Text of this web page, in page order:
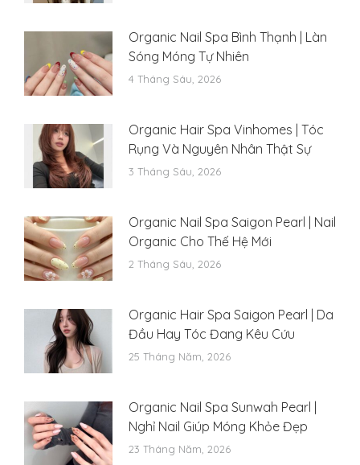
Organic Nail Spa Bình Thạnh | Làn
Sóng Móng Tự Nhiên
4 Tháng Sáu, 2026
Organic Hair Spa Vinhomes | Tóc
Rụng Và Nguyên Nhân Thật Sự
3 Tháng Sáu, 2026
Organic Nail Spa Saigon Pearl | Nail
Organic Cho Thế Hệ Mới
2 Tháng Sáu, 2026
Organic Hair Spa Saigon Pearl | Da
Đầu Hay Tóc Đang Kêu Cứu
25 Tháng Năm, 2026
Organic Nail Spa Sunwah Pearl |
Nghỉ Nail Giúp Móng Khỏe Đẹp
23 Tháng Năm, 2026